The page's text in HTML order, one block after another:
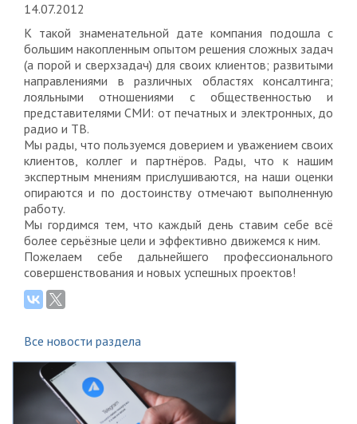
14.07.2012
К такой знаменательной дате компания подошла с
большим накопленным опытом решения сложных задач
(а порой и сверхзадач) для своих клиентов; развитыми
направлениями в различных областях консалтинга;
лояльными отношениями с общественностью и
представителями СМИ: от печатных и электронных, до
радио и ТВ.
Мы рады, что пользуемся доверием и уважением своих
клиентов, коллег и партнёров. Рады, что к нашим
экспертным мнениям прислушиваются, на наши оценки
опираются и по достоинству отмечают выполненную
работу.
Мы гордимся тем, что каждый день ставим себе всё
более серьёзные цели и эффективно движемся к ним.
Пожелаем себе дальнейшего профессионального
совершенствования и новых успешных проектов!
Все новости раздела